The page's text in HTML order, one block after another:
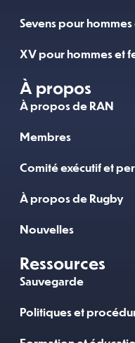
Sevens pour
XV pour hommes et
À propos
À propos de RAN
Membres
Comité exécutif et
À propos de Rugby
Nouvelles
Ressources
Sauvegarde
Politiques et